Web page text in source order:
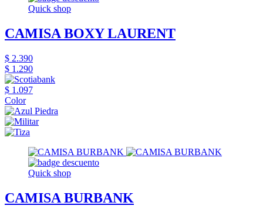
Quick shop
CAMISA BOXY LAURENT
$ 2.390
$ 1.290
$ 1.097
Color
Quick shop
CAMISA BURBANK